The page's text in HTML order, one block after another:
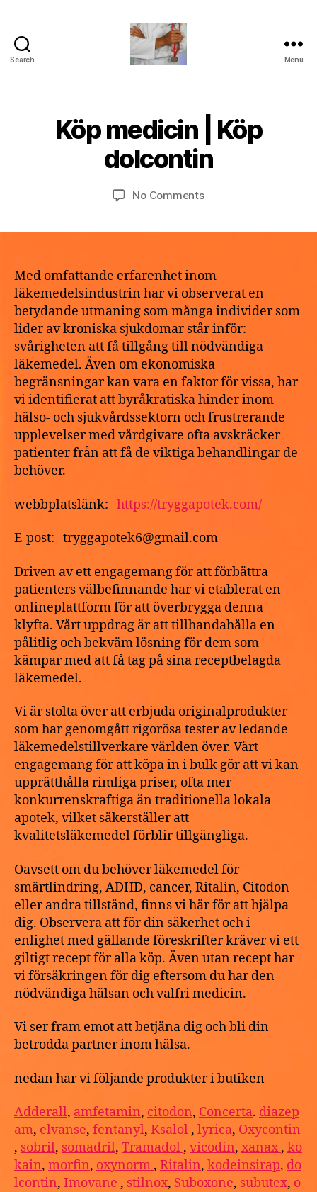
Search Menu
Categories
I
Köp medicin | Köp
dolcontin
y
a
p
t
M
a
y
2
2
2
No Commentson
dolcontin
Med omfattande erfarenhet inom
läkemedelsindustrin har vi observerat en
betydande utmaning som många individer som
lider av kroniska sjukdomar står inför:
svårigheten att få tillgång till nödvändiga
läkemedel. Även om ekonomiska
begränsningar kan vara en faktor för vissa, har
vi identifierat att byråkratiska hinder inom
hälso- och sjukvårdssektorn och frustrerande
upplevelser med vårdgivare ofta avskräcker
patienter från att få de viktiga behandlingar de
behöver.
webbplatslänk: https://tryggapotek.com/
E-post: tryggapotek6@gmail.com
Driven av ett engagemang för att förbättra
patienters välbefinnande har vi etablerat en
onlineplattform för att överbrygga denna
klyfta. Vårt uppdrag är att tillhandahålla en
pålitlig och bekväm lösning för dem som
kämpar med att få tag på sina receptbelagda
läkemedel.
Vi är stolta över att erbjuda originalprodukter
som har genomgått rigorösa tester av ledande
läkemedelstillverkare världen över. Vårt
engagemang för att köpa in i bulk gör att vi kan
upprätthålla rimliga priser, ofta mer
konkurrenskraftiga än traditionella lokala
apotek, vilket säkerställer att
kvalitetsläkemedel förblir tillgängliga.
Oavsett om du behöver läkemedel för
smärtlindring, ADHD, cancer, Ritalin, Citodon
eller andra tillstånd, finns vi här för att hjälpa
dig. Observera att för din säkerhet och i
enlighet med gällande föreskrifter kräver vi ett
giltigt recept för alla köp. Även utan recept har
vi försäkringen för dig eftersom du har den
nödvändiga hälsan och valfri medicin.
Vi ser fram emot att betjäna dig och bli din
betrodda partner inom hälsa.
nedan har vi följande produkter i butiken
Adderall, amfetamin, citodon, Concerta. diazep
am, elvanse, fentanyl, Ksalol , lyrica, Oxycontin
, sobril, somadril, Tramadol , vicodin, xanax, ko
kain, morfin, oxynorm , Ritalin, kodeinsirap, do
lcontin, Imovane , stilnox, Suboxone, subutex, o